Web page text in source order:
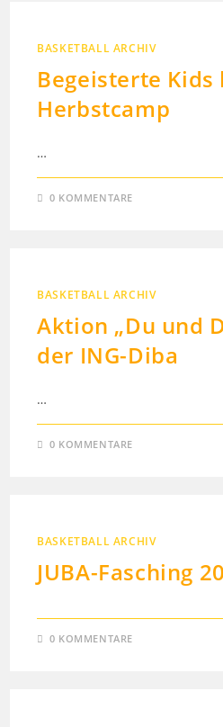
BASKETBALL ARCHIV
Begeisterte Kids
Herbstcamp
…
0 KOMMENTARE
BASKETBALL ARCHIV
Aktion „Du und
der ING-Diba
…
0 KOMMENTARE
BASKETBALL ARCHIV
JUBA-Fasching
0 KOMMENTARE